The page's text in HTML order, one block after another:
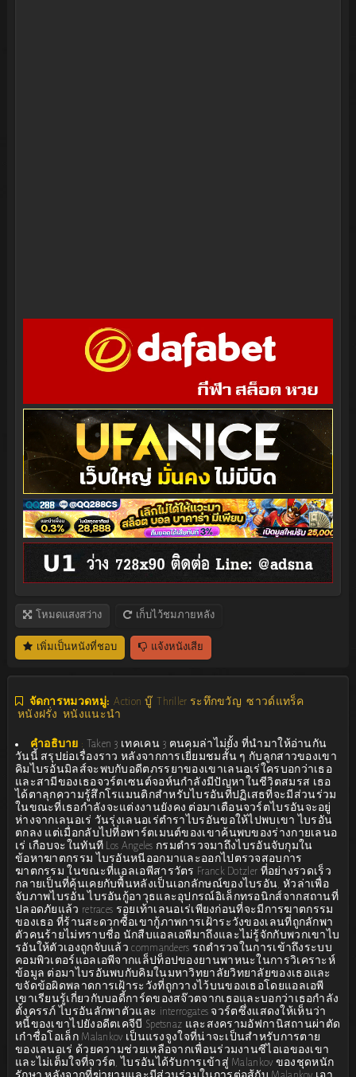
โหมดแสงสว่าง เก็บไว้ชมภายหลัง
เพิ่มเป็นหนังที่ชอบ แจ้งหนังเสีย
จัดการหมวดหมู่: Action บู๊ Thriller ระทึกขวัญ ซาวด์แทร็ค
หนังฝรั่ง หนังแนะนำ
คำอธิบาย : Taken 3 เทคเคน 3 ฅนคมล่าไม่ยั้ง ที่นำมาให้อ่านกัน
วันนี้ สรุปย่อเรื่องราว หลังจากการเยี่ยมชมสั้น ๆ กับลูกสาวของเขา
คิมไบรอันมิลส์จะพบกับอดีตภรรยาของเขาเลนอเร่ใครบอกว่าเธอ
และสามีของเธอจวร์ตเซนต์จอห์นกำลังมีปัญหาในชีวิตสมรส เธอ
ได้ตาลุกความรู้สึกโรแมนติกสำหรับไบรอันที่ปฏิเสธที่จะมีส่วนร่วม
ในขณะที่เธอกำลังจะแต่งงานยังคง ต่อมาเตือนจวร์ตไบรอันจะอยู่
ห่างจากเลนอเร่ วันรุ่งเลนอเร่ตำราไบรอันขอให้ไปพบเขา ไบรอัน
ตกลง แต่เมื่อกลับไปที่อพาร์ตเมนต์ของเขาค้นพบของร่างกายเลนอ
เร่ เกือบจะในทันที Los Angeles กรมตำรวจมาถึงไบรอันจับกุมใน
ข้อหาฆาตกรรม ไบรอันหนีออกมาและออกไปตรวจสอบการ
ฆาตกรรม ในขณะที่แอลเอพีสารวัตร Franck Dotzler ที่อย่างรวดเร็ว
กลายเป็นที่คุ้นเคยกับพื้นหลังเป็นเอกลักษณ์ของไบรอัน, หัวล่าเพื่อ
จับภาพไบรอัน ไบรอันกู้อาวุธและอุปกรณ์อิเล็กทรอนิกส์จากสถานที่
ปลอดภัยแล้ว retraces รอยเท้าเลนอเร่เพียงก่อนที่จะมีการฆาตกรรม
ของเธอ ที่ร้านสะดวกซื้อเขากู้ภาพการเฝ้าระวังของเลนที่ถูกลักพา
ตัวคนร้ายไม่ทราบชื่อ นักสืบแอลเอพีมาถึงและไม่รู้จักกับพวกเขาไบ
รอันให้ตัวเองถูกจับแล้ว commandeers รถตำรวจในการเข้าถึงระบบ
คอมพิวเตอร์แอลเอพีจากแล็ปท็อปของยานพาหนะในการวิเคราะห์
ข้อมูล ต่อมาไบรอันพบกับคิมในมหาวิทยาลัยวิทยาลัยของเธอและ
ขจัดข้อผิดพลาดการเฝ้าระวังที่ถูกวางไว้บนของเธอโดยแอลเอพี
เขาเรียนรู้เกี่ยวกับบอดี้การ์ดของสจ๊วตจากเธอและบอกว่าเธอกำลัง
ตั้งครรภ์ ไบรอันลักพาตัวและ interrogates จวร์ตซึ่งแสดงให้เห็นว่า
หนี้ของเขาไปยังอดีตเคจีบี Spetsnaz และสงครามอัฟกานิสถานผ่าตัด
เก๋าชื่อโอเล็ก Malankov เป็นแรงจูงใจที่น่าจะเป็นสำหรับการตาย
ของเลนอเร่ ด้วยความช่วยเหลือจากเพื่อนร่วมงานซีไอเอของเขา
และไม่เต็มใจที่จวร์ต, ไบรอันได้รับการเข้าสู่ Malankov ของชุดหนัก